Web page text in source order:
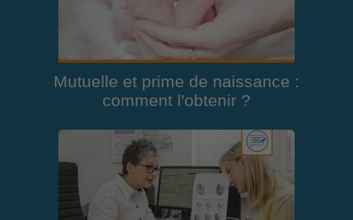
Mutuelle et prime de naissance :
comment l'obtenir ?